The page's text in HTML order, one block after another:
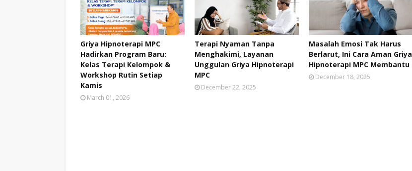
Griya Hipnoterapi MPC
Hadirkan Program Baru:
Kelas Terapi Kelompok &
Workshop Rutin Setiap
Kamis
March 01, 2026
Terapi Nyaman Tanpa
Menghakimi, Layanan
Unggulan Griya Hipnoterapi
MPC
December 22, 2025
Masalah Emosi Tak Harus
Berlarut, Ini Cara Aman Griya
Hipnoterapi MPC Membantu
December 18, 2025